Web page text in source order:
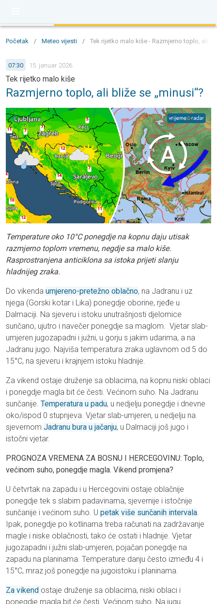
Početak / Meteo vijesti / Tek rijetko malo kiše - Razmjerno toplo, ali
07:30 15. januar 2026.
Tek rijetko malo kiše
Razmjerno toplo, ali bliže se „minusi“?
Temperature oko 10°C ponegdje na kopnu daju utisak
razmjerno toplom vremenu, negdje sa malo kiše.
Rasprostranjena anticiklona sa istoka prijeti slanju
hladnijeg zraka.
Do vikenda umjereno-pretežno oblačno, na Jadranu i uz
njega (Gorski kotar i Lika) ponegdje oborine, rjeđe u
Dalmaciji. Na sjeveru i istoku unutrašnjosti djelomice
sunčano, ujutro i navečer ponegdje sa maglom. Vjetar slab-
umjeren jugozapadni i južni, u gorju s jakim udarima, a na
Jadranu jugo. Najviša temperatura zraka uglavnom od 5 do
15°C, na sjeveru i krajnjem istoku hladnije.
Za vikend ostaje druženje sa oblacima, na kopnu niski oblaci
i ponegdje magla bit će česti. Većinom suho. Na Jadranu
sunčanije. Temperatura u padu, u nedjelju ponegdje i dnevne
oko/ispod 0 stupnjeva. Vjetar slab-umjeren, u nedjelju na
sjevernom Jadranu bura u jačanju, u Dalmaciji još jugo i
istočni vjetar.
PROGNOZA VREMENA ZA BOSNU I HERCEGOVINU: Toplo,
većinom suho, ponegdje magla. Vikend promjena?
U četvrtak na zapadu i u Hercegovini ostaje oblačnije
ponegdje tek s slabim padavinama, sjevernije i istočnije
sunčanije i većinom suho. U petak više sunčanih intervala.
Ipak, ponegdje po kotlinama treba računati na zadržavanje
magle i niske oblačnosti, tako će ostati i hladnije. Vjetar
jugozapadni i južni slab-umjeren, pojačan ponegdje na
zapadu na planinama. Temperature danju često između 4 i
15°C, mraz još ponegdje na jugoistoku i planinama.
Za vikend ostaje druženje sa oblacima, niski oblaci i
ponegdje magla bit će česti. Većinom suho. Na jugu